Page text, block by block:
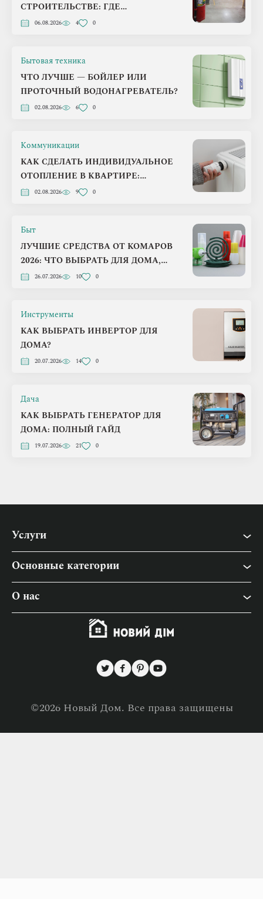
СТРОИТЕЛЬСТВЕ: ГДЕ
ЗАСТРОЙЩИКИ ЧАЩЕ ВСЕГО
06.08.2026 4 0
Бытовая техника
ЧТО ЛУЧШЕ — БОЙЛЕР ИЛИ
ПРОТОЧНЫЙ ВОДОНАГРЕВАТЕЛЬ?
02.08.2026 6 0
Коммуникации
КАК СДЕЛАТЬ ИНДИВИДУАЛЬНОЕ
ОТОПЛЕНИЕ В КВАРТИРЕ:
ПОШАГОВЫЙ ПЛАН НА 2026 ГОД
02.08.2026 9 0
Быт
ЛУЧШИЕ СРЕДСТВА ОТ КОМАРОВ
2026: ЧТО ВЫБРАТЬ ДЛЯ ДОМА,
ДАЧИ И ПРИРОДЫ
26.07.2026 10 0
Инструменты
КАК ВЫБРАТЬ ИНВЕРТОР ДЛЯ
ДОМА?
20.07.2026 14 0
Дача
КАК ВЫБРАТЬ ГЕНЕРАТОР ДЛЯ
ДОМА: ПОЛНЫЙ ГАЙД
19.07.2026 21 0
Услуги
Основные категории
Быт
Дача
Товары для дома
О нас
О «Новый Дом»
Политика использования файлов cookies
©2026 Новый Дом. Все права защищены